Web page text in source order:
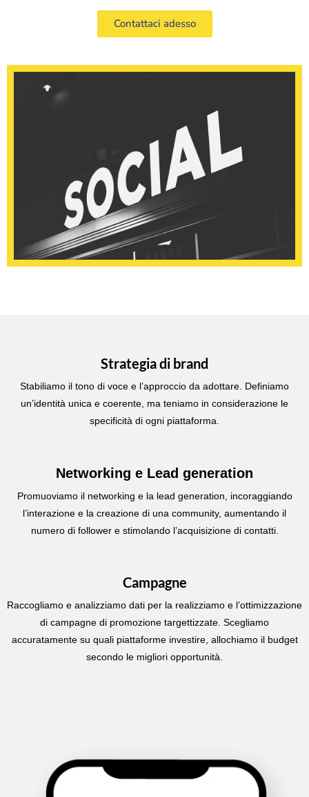
Contattaci adesso
Strategia di brand
Stabiliamo il tono di voce e l’approccio da adottare. Definiamo
un’identità unica e coerente, ma teniamo in considerazione le
specificità di ogni piattaforma.
Networking e Lead generation
Promuoviamo il networking e la lead generation, incoraggiando
l’interazione e la creazione di una community, aumentando il
numero di follower e stimolando l’acquisizione di contatti.
Campagne
Raccogliamo e analizziamo dati per la realizziamo e l’ottimizzazione
di campagne di promozione targettizzate. Scegliamo
accuratamente su quali piattaforme investire, allochiamo il budget
secondo le migliori opportunità.